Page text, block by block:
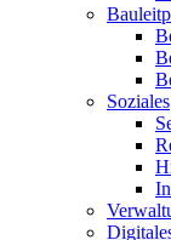
Soziales